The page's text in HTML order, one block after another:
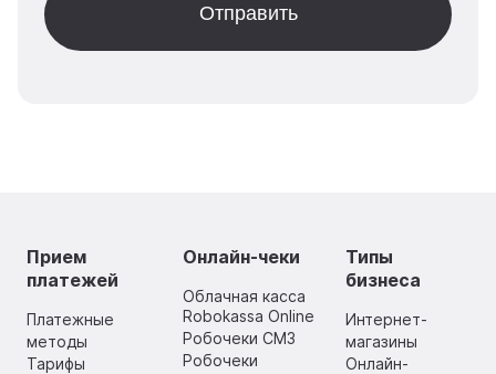
Прием
платежей
Платежные
методы
Тарифы
Онлайн-чеки
Облачная касса
Robokassa Online
Робочеки СМЗ
Робочеки
Типы
бизнеса
Интернет-
магазины
Онлайн-